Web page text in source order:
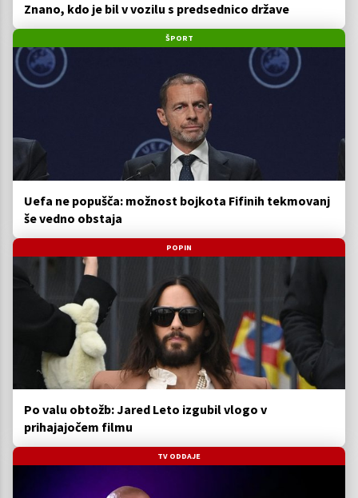
Znano, kdo je bil v vozilu s predsednico države
ŠPORT
Uefa ne popušča: možnost bojkota Fifinih tekmovanj
še vedno obstaja
POPIN
Po valu obtožb: Jared Leto izgubil vlogo v
prihajajočem filmu
TV ODDAJE